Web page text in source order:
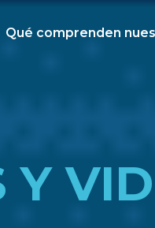
Qué comprenden
Y